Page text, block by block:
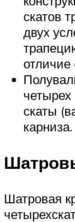
скатов
двух
четырех
скаты
карниза.
Шатровая